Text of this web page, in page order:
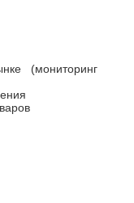
(мониторинг